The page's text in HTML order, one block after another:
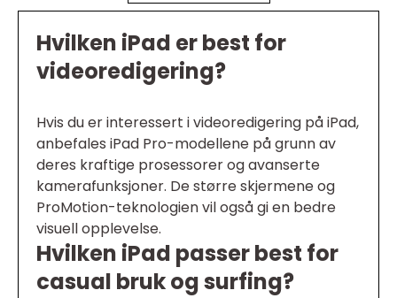
Hvilken iPad er best for
videoredigering?
Hvis du er interessert i videoredigering på iPad,
anbefales iPad Pro-modellene på grunn av
deres kraftige prosessorer og avanserte
kamerafunksjoner. De større skjermene og
ProMotion-teknologien vil også gi en bedre
visuell opplevelse.
Hvilken iPad passer best for
casual bruk og surfing?